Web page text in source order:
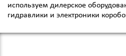
используем дилерское
гидравлики и электроники